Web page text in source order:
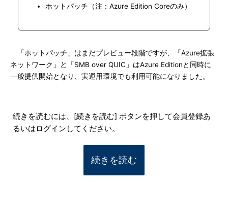
ホットパッチ（注：Azure Edition Coreのみ）
「ホットパッチ」はまだプレビュー段階ですが、「Azure拡張
ネットワーク」と「SMB over QUIC」はAzure Editionと同時に
一般提供開始となり、実運用環境でも利用可能になりました。
続きを読むには、[続きを読む] ボタンを押して会員登録あ
るいはログインしてください。
続きを読む